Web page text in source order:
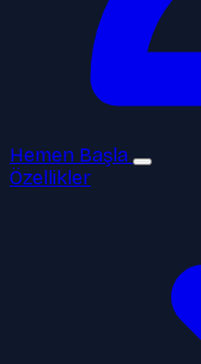
Hemen Başla
Özellikler